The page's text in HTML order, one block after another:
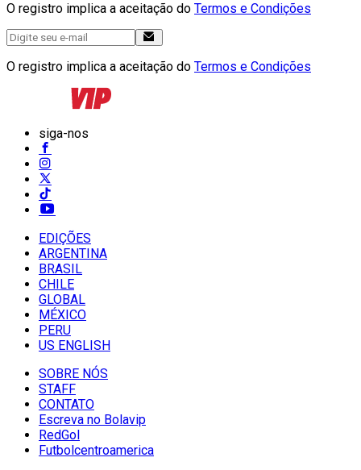
O registro implica a aceitação do Termos e Condições
O registro implica a aceitação do Termos e Condições
siga-nos
EDIÇÕES
ARGENTINA
BRASIL
CHILE
GLOBAL
MÉXICO
PERU
US ENGLISH
SOBRE NÓS
STAFF
CONTATO
Escreva no Bolavip
RedGol
Futbolcentroamerica